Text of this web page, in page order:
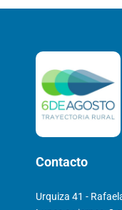
Contacto
Urquiza 41 -